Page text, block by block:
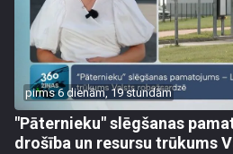
pirms 6 dienām, 19 stundām
"Pāternieku" slēgšanas
drošība un resursu trūkums